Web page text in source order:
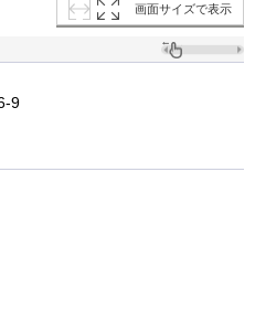
画面サイズで表示
9